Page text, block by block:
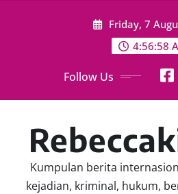
Friday, 7
4:56:59
Follow Us
Kumpulan berita
kejadian, kriminal, hukum,